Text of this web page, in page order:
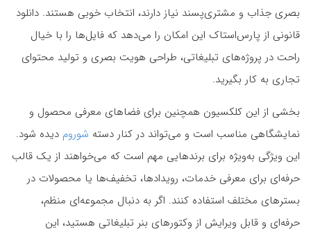
بصری جذاب و مشتری‌پسند نیاز دارند، انتخاب خوبی هستند. دانلود
قانونی از پارس‌استاک این امکان را می‌دهد که فایل‌ها را با خیال
راحت در پروژه‌های تبلیغاتی، طراحی هویت بصری و تولید محتوای
تجاری به کار بگیرید.
بخشی از این کلکسیون همچنین برای فضاهای معرفی محصول و
نمایشگاهی مناسب است و می‌تواند در کنار دسته شوروم دیده شود.
این ویژگی به‌ویژه برای برندهایی مهم است که می‌خواهند از یک قالب
حرفه‌ای برای معرفی خدمات، رویدادها، تخفیف‌ها یا محصولات در
بسترهای مختلف استفاده کنند. اگر به دنبال مجموعه‌ای منظم،
حرفه‌ای و قابل ویرایش از وکتورهای بنر تبلیغاتی هستید، این